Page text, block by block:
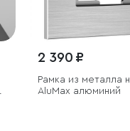
2 390 ₽
Рамка из металла
АluMax алюминий